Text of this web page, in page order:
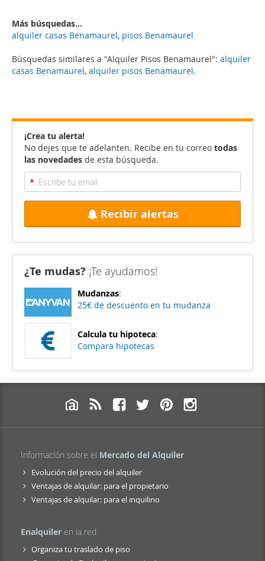
Búsquedas similares a "Alquiler Pisos Benamaurel": alquiler
casas Benamaurel, alquiler pisos Benamaurel.
Más búsquedas...
alquiler casas Benamaurel, pisos Benamaurel
¡Crea tu alerta!
No dejes que te adelanten. Recibe en tu correo todas
las novedades de esta búsqueda.
Recibir alertas
¿Te mudas? ¡Te ayudamos!
Mudanzas:
25€ de descuento en tu mudanza
Calcula tu hipoteca:
Compara hipotecas
Información sobre el Mercado del Alquiler
Evolución del precio del alquiler
Ventajas de alquilar: para el propietario
Ventajas de alquilar: para el inquilino
Enalquiler en la red
Organiza tu traslado de piso